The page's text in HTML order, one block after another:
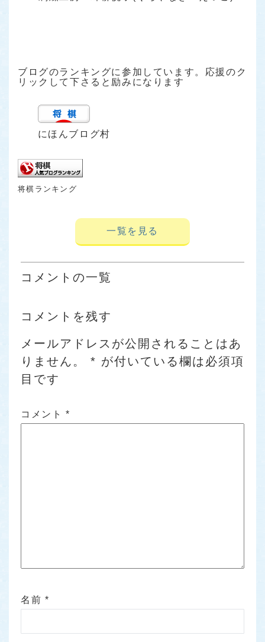
ブログのランキングに参加しています。応援のク
リックして下さると励みになります
にほんブログ村
将棋ランキング
一覧を見る
コメントの一覧
コメントを残す
メールアドレスが公開されることはあ
りません。
* が付いている欄は必須項
目です
コメント *
名前 *